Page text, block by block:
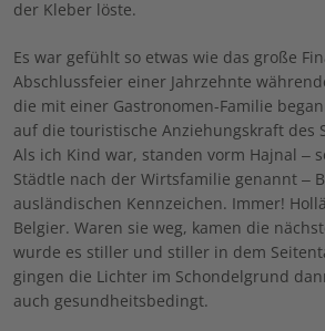
der Kleber löste.
Es war gefühlt so etwas wie das große
Abschlussfeier einer Jahrzehnte
die mit einer Gastronomen-Familie
auf die touristische Anziehungskraft des
Als ich Kind war, standen vorm Hajnal –
Städtle nach der Wirtsfamilie genannt –
ausländischen Kennzeichen. Immer!
Belgier. Waren sie weg, kamen die
wurde es stiller und stiller in dem
gingen die Lichter im Schondelgrund
auch gesundheitsbedingt.